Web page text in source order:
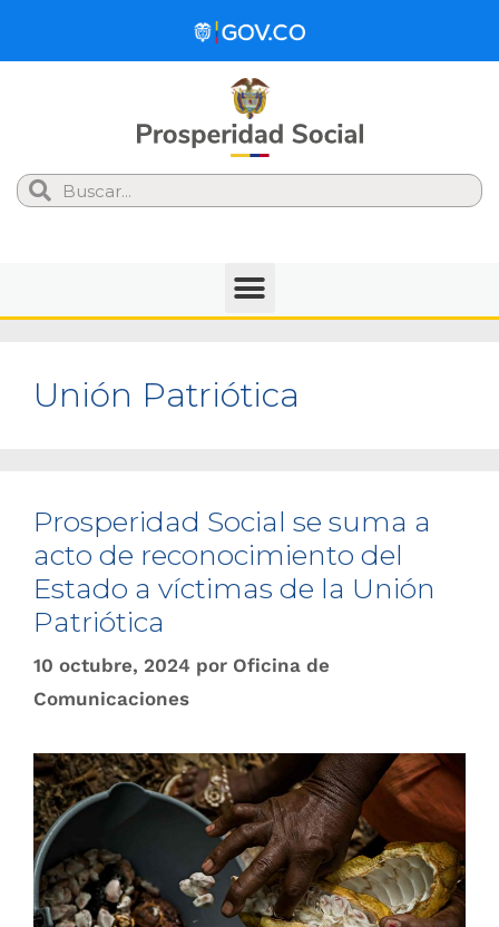
Search
Unión Patriótica
Prosperidad Social se suma a
acto de reconocimiento del
Estado a víctimas de la Unión
Patriótica
10 octubre, 2024 por Oficina de
Comunicaciones